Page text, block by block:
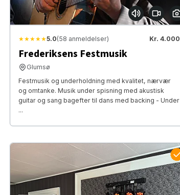
★★★★★5.0(58 anmeldelser) Kr. 4.000
Frederiksens Festmusik
Glumsø
Festmusik og underholdning med kvalitet, nærvær
og omtanke. Musik under spisning med akustisk
guitar og sang bagefter til dans med backing - Under
...